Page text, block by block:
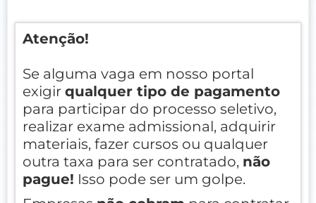
Atenção!
Se alguma vaga em nosso portal
exigir qualquer tipo de pagamento
para participar do processo seletivo,
realizar exame admissional, adquirir
materiais, fazer cursos ou qualquer
outra taxa para ser contratado, não
pague! Isso pode ser um golpe.